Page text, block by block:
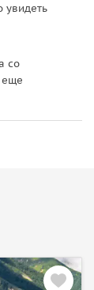
увидеть
со
еще